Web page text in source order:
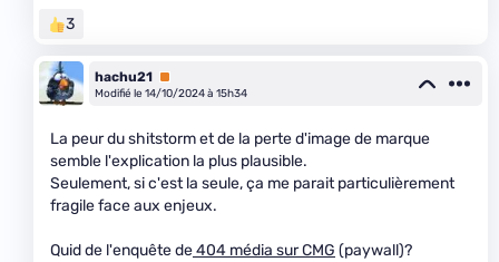
3
hachu21 Premium
Modifié le 14/10/2024 à 15h34
La peur du shitstorm et de la perte d'image de marque
semble l'explication la plus plausible.
Seulement, si c'est la seule, ça me parait particulièrement
fragile face aux enjeux.
Quid de l'enquête de404 média sur CMG (paywall)?